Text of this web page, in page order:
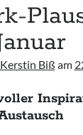
Kerstin Biß am